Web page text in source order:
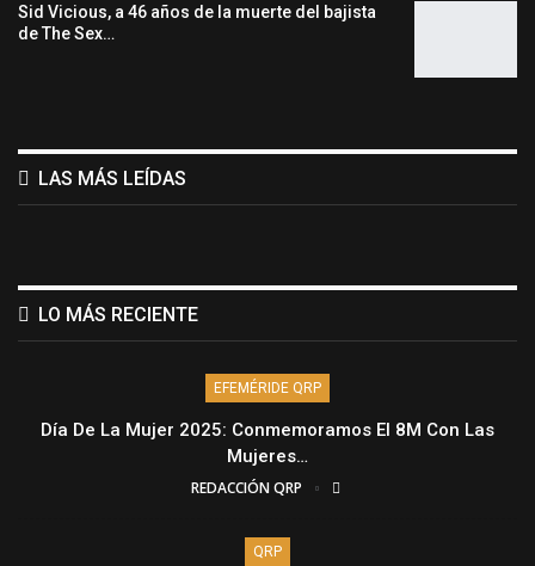
Sid Vicious, a 46 años de la muerte del bajista
de The Sex…
LAS MÁS LEÍDAS
LO MÁS RECIENTE
EFEMÉRIDE QRP
Día De La Mujer 2025: Conmemoramos El 8M Con Las
Mujeres…
REDACCIÓN QRP
QRP